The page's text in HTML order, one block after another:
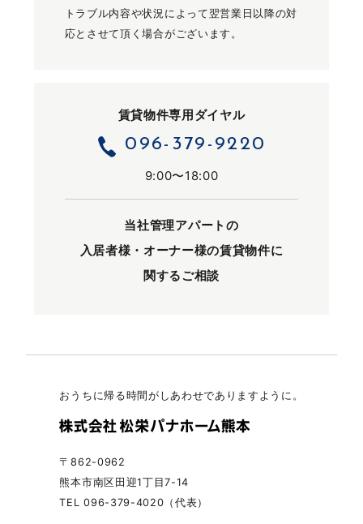
トラブル内容や状況によって翌営業日以降の対
応とさせて頂く場合がございます。
賃貸物件専用ダイヤル
096-379-9220
9:00〜18:00
当社管理アパートの
入居者様・オーナー様の賃貸物件に
関するご相談
おうちに帰る時間がしあわせでありますように。
〒862-0962
熊本市南区田迎1丁目7-14
TEL 096-379-4020（代表）